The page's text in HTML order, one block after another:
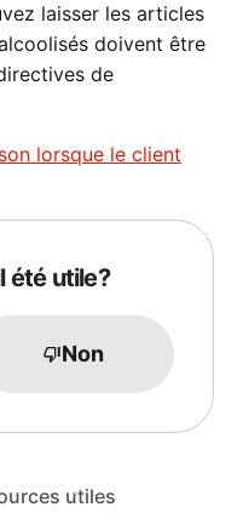
laisser les articles
doivent être
de
lorsque le client
été utile?
Non
utiles